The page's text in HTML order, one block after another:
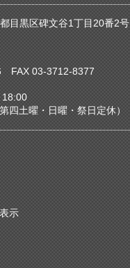
目黒区碑文谷1丁目20番2号
FAX 03-3712-8377
・日曜・祭日定休）
示